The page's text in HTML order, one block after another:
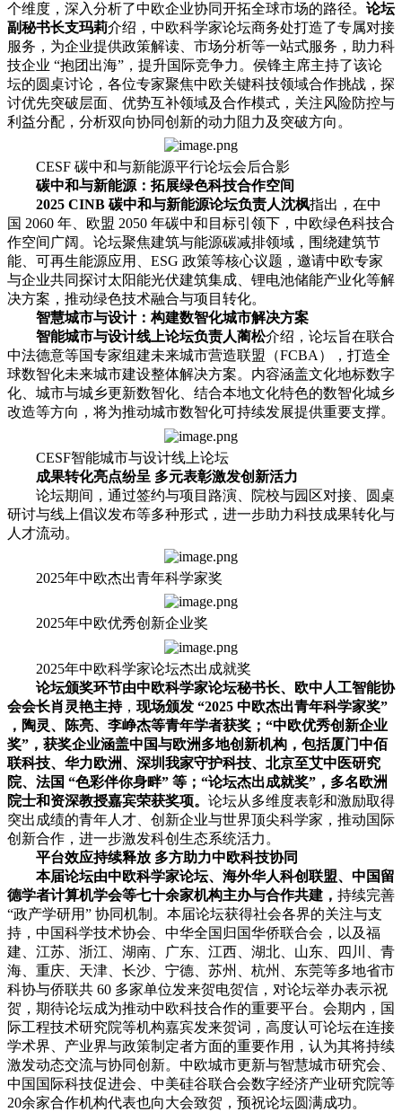
个维度，深入分析了中欧企业协同开拓全球市场的路径。 论坛
副秘书长支玛莉介绍，中欧科学家论坛商务处打造了专属对接
服务，为企业提供政策解读、市场分析等一站式服务，助力科
技企业 “抱团出海”，提升国际竞争力。侯锋主席主持了该论
坛的圆桌讨论，各位专家聚焦中欧关键科技领域合作挑战，探
讨优先突破层面、优势互补领域及合作模式，关注风险防控与
利益分配，分析双向协同创新的动力阻力及突破方向。
CESF 碳中和与新能源平行论坛会后合影
碳中和与新能源：拓展绿色科技合作空间
2025 CINB 碳中和与新能源论坛负责人沈枫指出，在中
国 2060 年、欧盟 2050 年碳中和目标引领下，中欧绿色科技合
作空间广阔。论坛聚焦建筑与能源碳减排领域，围绕建筑节
能、可再生能源应用、ESG 政策等核心议题，邀请中欧专家
与企业共同探讨太阳能光伏建筑集成、锂电池储能产业化等解
决方案，推动绿色技术融合与项目转化。
智慧城市与设计：构建数智化城市解决方案
智能城市与设计线上论坛负责人蔺松介绍，论坛旨在联合
中法德意等国专家组建未来城市营造联盟（FCBA），打造全
球数智化未来城市建设整体解决方案。内容涵盖文化地标数字
化、城市与城乡更新数智化、结合本地文化特色的数智化城乡
改造等方向，将为推动城市数智化可持续发展提供重要支撑。
CESF智能城市与设计线上论坛
成果转化亮点纷呈 多元表彰激发创新活力
论坛期间，通过签约与项目路演、院校与园区对接、圆桌
研讨与线上倡议发布等多种形式，进一步助力科技成果转化与
人才流动。
2025年中欧杰出青年科学家奖
2025年中欧优秀创新企业奖
2025年中欧科学家论坛杰出成就奖
论坛颁奖环节由中欧科学家论坛秘书长、欧中人工智能协
会会长肖灵艳主持， 现场颁发 “2025 中欧杰出青年科学家奖”
，陶灵、陈亮、李峥杰等青年学者获奖；“中欧优秀创新企业
奖”，获奖企业涵盖中国与欧洲多地创新机构，包括厦门中佰
联科技、华力欧洲、深圳我家守护科技、北京至艾中医研究
院、法国 “色彩伴你身畔” 等；“论坛杰出成就奖”，多名欧洲
院士和资深教授嘉宾荣获奖项。 论坛从多维度表彰和激励取得
突出成绩的青年人才、创新企业与世界顶尖科学家，推动国际
创新合作，进一步激发科创生态系统活力。
平台效应持续释放 多方助力中欧科技协同
本届论坛由中欧科学家论坛、海外华人科创联盟、中国留
德学者计算机学会等七十余家机构主办与合作共建， 持续完善
“政产学研用” 协同机制。本届论坛获得社会各界的关注与支
持，中国科学技术协会、中华全国归国华侨联合会，以及福
建、江苏、浙江、湖南、广东、江西、湖北、山东、四川、青
海、重庆、天津、长沙、宁德、苏州、杭州、东莞等多地省市
科协与侨联共 60 多家单位发来贺电贺信，对论坛举办表示祝
贺，期待论坛成为推动中欧科技合作的重要平台。会期内，国
际工程技术研究院等机构嘉宾发来贺词，高度认可论坛在连接
学术界、产业界与政策制定者方面的重要作用，认为其将持续
激发动态交流与协同创新。中欧城市更新与智慧城市研究会、
中国国际科技促进会、中美硅谷联合会数字经济产业研究院等
20余家合作机构代表也向大会致贺，预祝论坛圆满成功。